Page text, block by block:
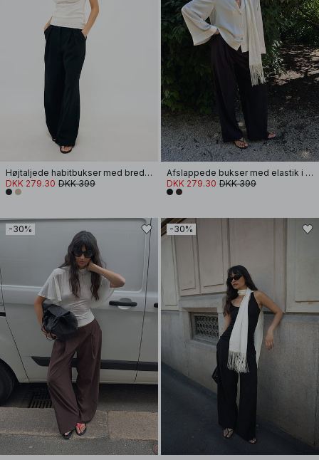
Højtaljede habitbukser med brede ben
DKK 279.30 DKK 399
Afslappede bukser med elastik i ryggen
DKK 279.30 DKK 399
-30% -30%